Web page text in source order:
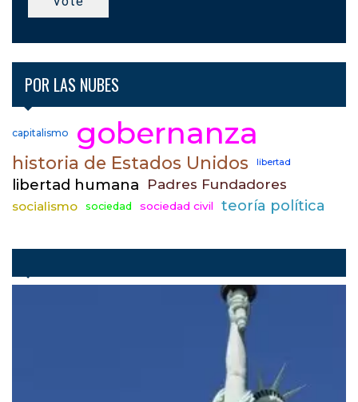
POR LAS NUBES
capitalismo gobernanza
historia de Estados Unidos libertad
libertad humana Padres Fundadores
socialismo sociedad sociedad civil teoría política